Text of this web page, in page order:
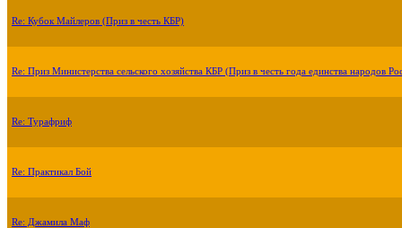
Re: Кубок Майлеров (Приз в честь КБР)
Re: Приз Министерства сельского хозяйства КБР (Приз в честь года единства народов
Re: Турафриф
Re: Практикал Бой
Re: Джамила Маф